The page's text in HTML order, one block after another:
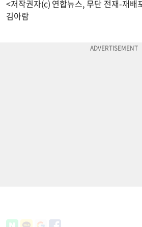
<저작권자(c) 연합뉴스, 무단 전재-재배
김아람